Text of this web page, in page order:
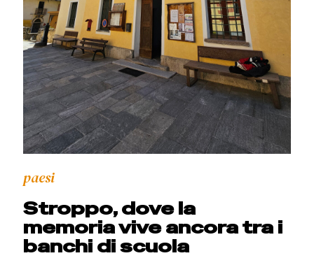
paesi
Stroppo, dove la
memoria vive ancora tra i
banchi di scuola